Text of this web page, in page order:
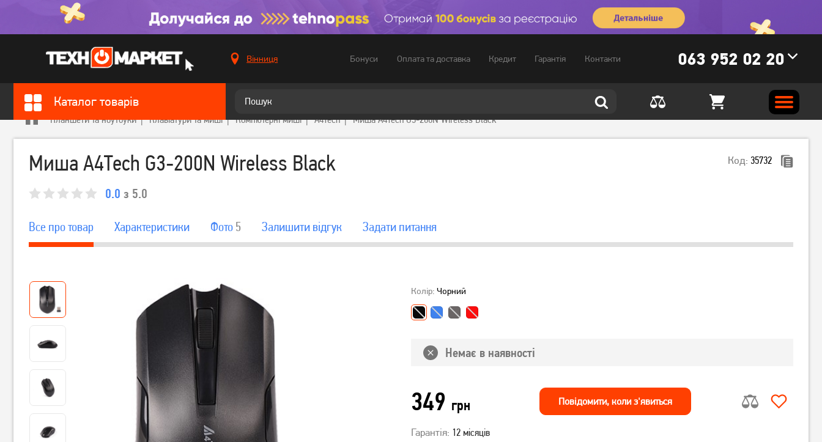
Вінниця Бонуси Оплата та доставка Кредит Гарантія Контакти 063 952 02 20
Каталог товарів
Планшети та ноутбуки Клавіатури та миші Компютерні миші A4Tech Миша A4Tech G3-200N Wireless Black
Миша A4Tech G3-200N Wireless Black Код: 35732
0.0 з 5.0
Все про товар Характеристики Фото 5 Залишити вiдгук Задати питання
Колір: Чорний
Немає в наявності
349 грн Повiдомити, коли з'явиться
Гарантія: 12 місяців